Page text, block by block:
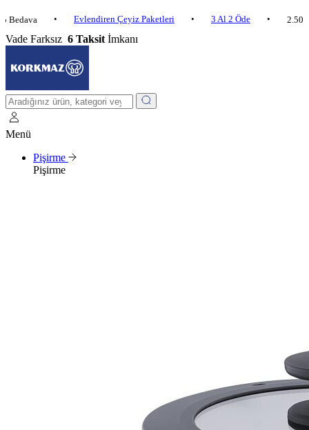
• Evlendiren Çeyiz Paketleri • 3 Al 2 Öde • 2.500 ₺ ve
Vade Farksız 6 Taksit İmkanı
Menü
Pişirme
Pişirme